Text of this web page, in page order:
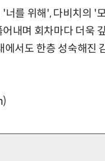
너를 위해', 다비치의 '
내며 회차마다 더욱
에서도 한층 성숙해진